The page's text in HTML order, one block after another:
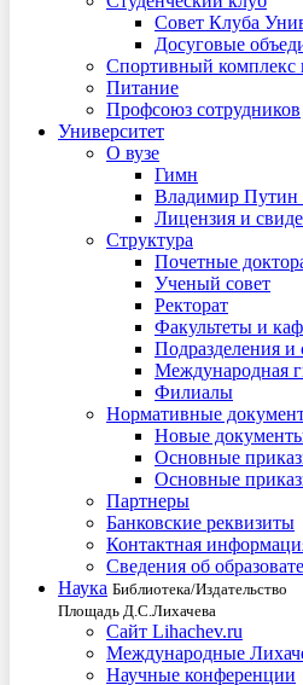
Совет Клуба
Досуговые
Спортивный комплекс
Питание
Профсоюз сотрудников
Университет
О вузе
Гимн
Владимир
Лицензия и
Структура
Почетные
Ученый совет
Ректорат
Факультеты и
Подразделения
Международная
Филиалы
Нормативные
Новые
Основные
Основные
Партнеры
Банковские реквизиты
Контактная
Сведения об
Наука Библиотека/Издательство
Площадь Д.С.Лихачева
Сайт Lihachev.ru
Международные
Научные конференции